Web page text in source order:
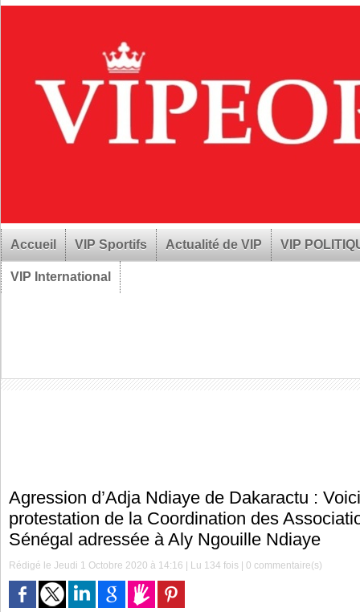
Accueil VIP Sportifs Actualité de VIP VIP
VIP International
Agression d’Adja Ndiaye de Dakaractu :
protestation de la Coordination des
Sénégal adressée à Aly Ngouille Ndiaye
Rédigé le Jeudi 1 Octobre 2020 à 14:16 | Lu 134 fois |0 commentaire(s)